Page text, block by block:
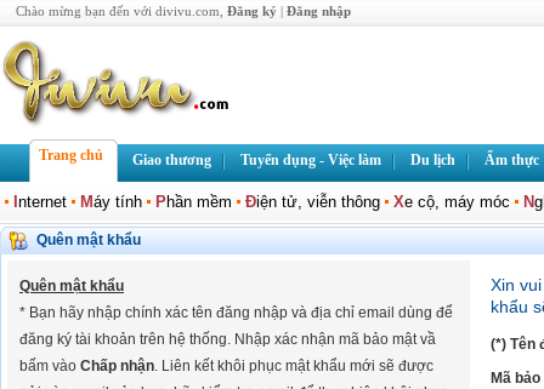
Chào mừng bạn đến với divivu.com, Đăng ký | Đăng nhập
Trang chủ Giao thương Tuyển dụng - Việc làm Du lịch Ẩm thực
nternet Máy tính Phần mềm Điện tử, viễn thông Xe cộ, máy móc N
Quên mật khẩu
Quên mật khẩu
* Bạn hãy nhập chính xác tên đăng nhập và địa chỉ email dùng để
đăng ký tài khoản trên hệ thống. Nhập xác nhận mã bảo mật vầ
bấm vào Chấp nhận. Liên kết khôi phục mật khẩu mới sẽ được
Xin
khẩu
(*) Tên
Mã